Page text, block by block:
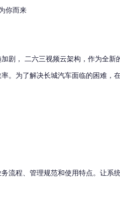
你而来
， 二六三视频云架构，作为全新
。为了解决长城汽车面临的困难，
程、管理规范和使用特点。让系